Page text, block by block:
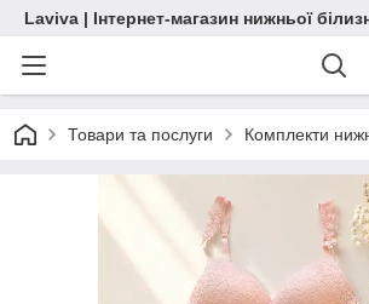
Laviva | Інтернет-магазин нижньої
Товари та послуги Комплекти